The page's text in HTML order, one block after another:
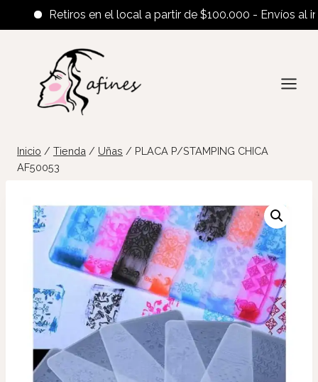
Retiros en el local a partir de $100.000 - Envíos al
contenido
Inicio / Tienda / Uñas / PLACA P/STAMPING CHICA
AF50053